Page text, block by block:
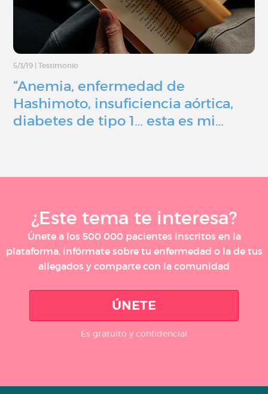
5/3/19 Testimonio
“Anemia, enfermedad de
Hashimoto, insuficiencia aórtica,
diabetes de tipo 1… esta es mi…
¿Este tema te interesa?
Únete a los 500 000 pacientes inscritos en la
plataforma, infórmate sobre tu enfermedad o la de tus
allegados y comparte con la comunidad
ÚNETE
Es gratuito y confidencial